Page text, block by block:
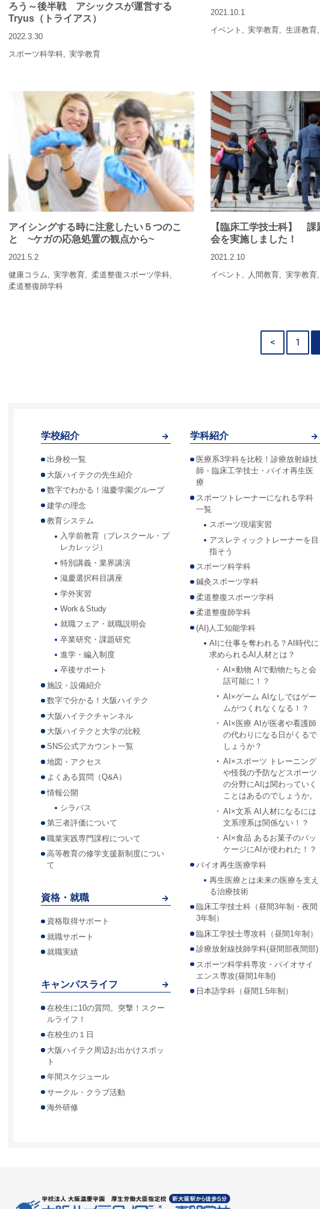
ろう～後半戦 アシックスが運営する
Tryus（トライアス）
2022.3.30
スポーツ科学科
実学教育
2021.10.1
イベント
実学教育 生涯教育
アイシングする時に注意したい５つのこ
と ~ケガの応急処置の観点から~
2021.5.2
健康コラム
実学教育
柔道整復スポーツ学科
柔道整復師学科
【臨床工学技士科】 課
会を実施しました！
2021.2.10
イベント
人間教育 実学教育
< 1
学校紹介
出身校一覧
大阪ハイテクの先生紹介
数字でわかる！滋慶学園グループ
建学の理念
教育システム
入学前教育（プレスクール・プ
レカレッジ）
特別講義・業界講演
滋慶選択科目講座
学外実習
Work＆Study
就職フェア・就職説明会
卒業研究・課題研究
進学・編入制度
卒後サポート
施設・設備紹介
数字で分かる！大阪ハイテク
大阪ハイテクチャンネル
大阪ハイテクと大学の比較
SNS公式アカウント一覧
地図・アクセス
よくある質問（Q&A）
情報公開
シラバス
第三者評価について
職業実践専門課程について
高等教育の修学支援新制度につい
て
資格・就職
資格取得サポート
就職サポート
就職実績
キャンパスライフ
在校生に10の質問。突撃！スクー
ルライフ！
在校生の１日
大阪ハイテク周辺お出かけスポッ
ト
年間スケジュール
サークル・クラブ活動
海外研修
学科紹介
医療系3学科を比較！診療放射線技
師・臨床工学技士・バイオ再生医
療
スポーツトレーナーになれる学科
一覧
スポーツ現場実習
アスレティックトレーナーを目
指そう
スポーツ科学科
鍼灸スポーツ学科
柔道整復スポーツ学科
柔道整復師学科
(AI)人工知能学科
AIに仕事を奪われる？AI時代に
求められるAI人材とは？
AI×動物 AIで動物たちと会
話可能に！？
AI×ゲーム AIなしではゲー
ムがつくれなくなる！？
AI×医療 AIが医者や看護師
の代わりになる日がくるで
しょうか？
AI×スポーツ トレーニング
や怪我の予防などスポーツ
の分野にAIは関わっていく
ことはあるのでしょうか。
AI×文系 AI人材になるには
文系理系は関係ない！？
AI×食品 あるお菓子のパッ
ケージにAIが使われた！？
バイオ再生医療学科
再生医療とは未来の医療を支え
る治療技術
臨床工学技士科（昼間3年制・夜間
3年制）
臨床工学技士専攻科（昼間1年制）
診療放射線技師学科(昼間部夜間部)
スポーツ科学科専攻・バイオサイ
エンス専攻(昼間1年制)
日本語学科（昼間1.5年制）